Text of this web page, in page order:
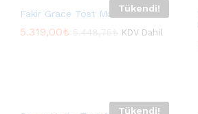
Tükendi!
Fakir Grace Tost Makinesı Rosıe
5.319,00₺ KDV Dahil
5.319,00₺
Tükendi!